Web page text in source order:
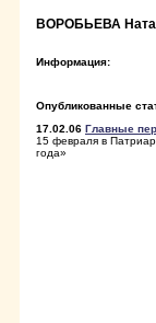
ВОРОБЬЕВА
Информация:
Опубликованные
17.02.06 Главные
15 февраля в
года»